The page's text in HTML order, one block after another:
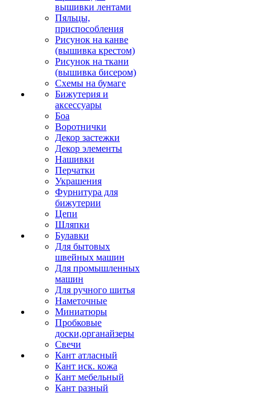
вышивки лентами
Пяльцы,
приспособления
Рисунок на канве
(вышивка крестом)
Рисунок на ткани
(вышивка бисером)
Схемы на бумаге
Бижутерия и
аксессуары
Боа
Воротнички
Декор застежки
Декор элементы
Нашивки
Перчатки
Украшения
Фурнитура для
бижутерии
Цепи
Шляпки
Булавки
Для бытовых
швейных машин
Для промышленных
машин
Для ручного шитья
Наметочные
Миниатюры
Пробковые
доски,органайзеры
Свечи
Кант атласный
Кант иск. кожа
Кант мебельный
Кант разный